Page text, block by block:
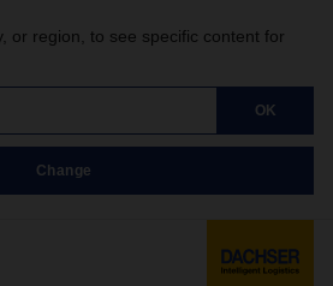
or region, to see specific content for
OK
Change